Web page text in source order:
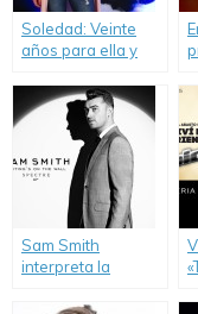
Soledad: Veinte
años para ella y
Sam Smith
interpreta la
de «007 Spectre».